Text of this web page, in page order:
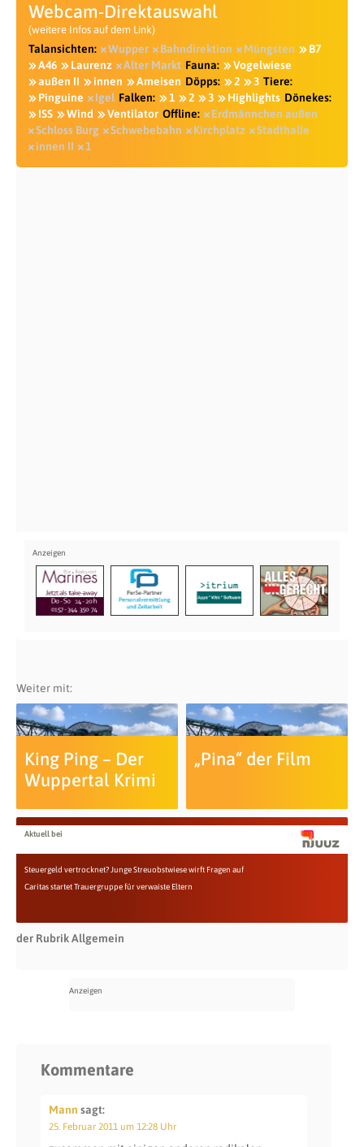
Webcam-Direktauswahl
(weitere Infos auf dem Link)
Talansichten: Wupper Bahndirektion Müngsten
B7
A46
Laurenz Alter Markt Fauna:
Vogelwiese
außen II
innen Ameisen Döpps: 2 3 Tiere:
Pinguine
Igel Falken: 1 2 3 Highlights Dönekes:
ISS
Wind Ventilator Offline:
Erdmännchen außen
Schloss Burg
Schwebebahn Kirchplatz
Stadthalle
innen II
1
Weiter mit:
King Ping – Der
Wuppertal Krimi
„Pina“ der Film
Aktuell bei
Steuergeld vertrocknet? Junge Streuobstwiese wirft Fragen auf
Caritas startet Trauergruppe für verwaiste Eltern
der Rubrik Allgemein
Kommentare
Mann sagt:
25. Februar 2011 um 12:28 Uhr